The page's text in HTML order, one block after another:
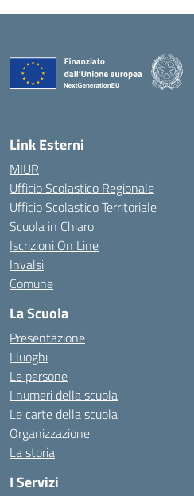
Link Esterni
MIUR
Ufficio Scolastico Regionale
Ufficio Scolastico Territoriale
Scuola in Chiaro
Iscrizioni On Line
Invalsi
Comune
La Scuola
Presentazione
I luoghi
Le persone
I numeri della scuola
Le carte della scuola
Organizzazione
La storia
I Servizi